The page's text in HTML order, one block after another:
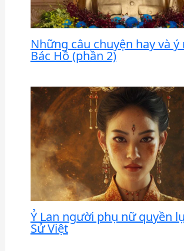
Những câu chuyện hay và ý
Bác Hồ (phần 2)
Ỷ Lan người phụ nữ quyền
Sử Việt